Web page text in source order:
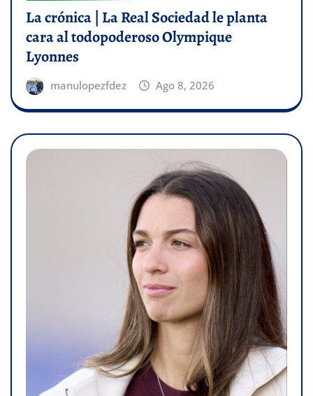
La crónica | La Real Sociedad le planta
cara al todopoderoso Olympique
Lyonnes
manulopezfdez Ago 8, 2026